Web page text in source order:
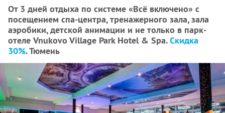
От 3 дней отдыха по системе «Всё включено» с
посещением спа-центра, тренажерного зала, зала
аэробики, детской анимации и не только в парк-
отеле Vnukovo Village Park Hotel & Spa.Скидка
30%. Тюмень